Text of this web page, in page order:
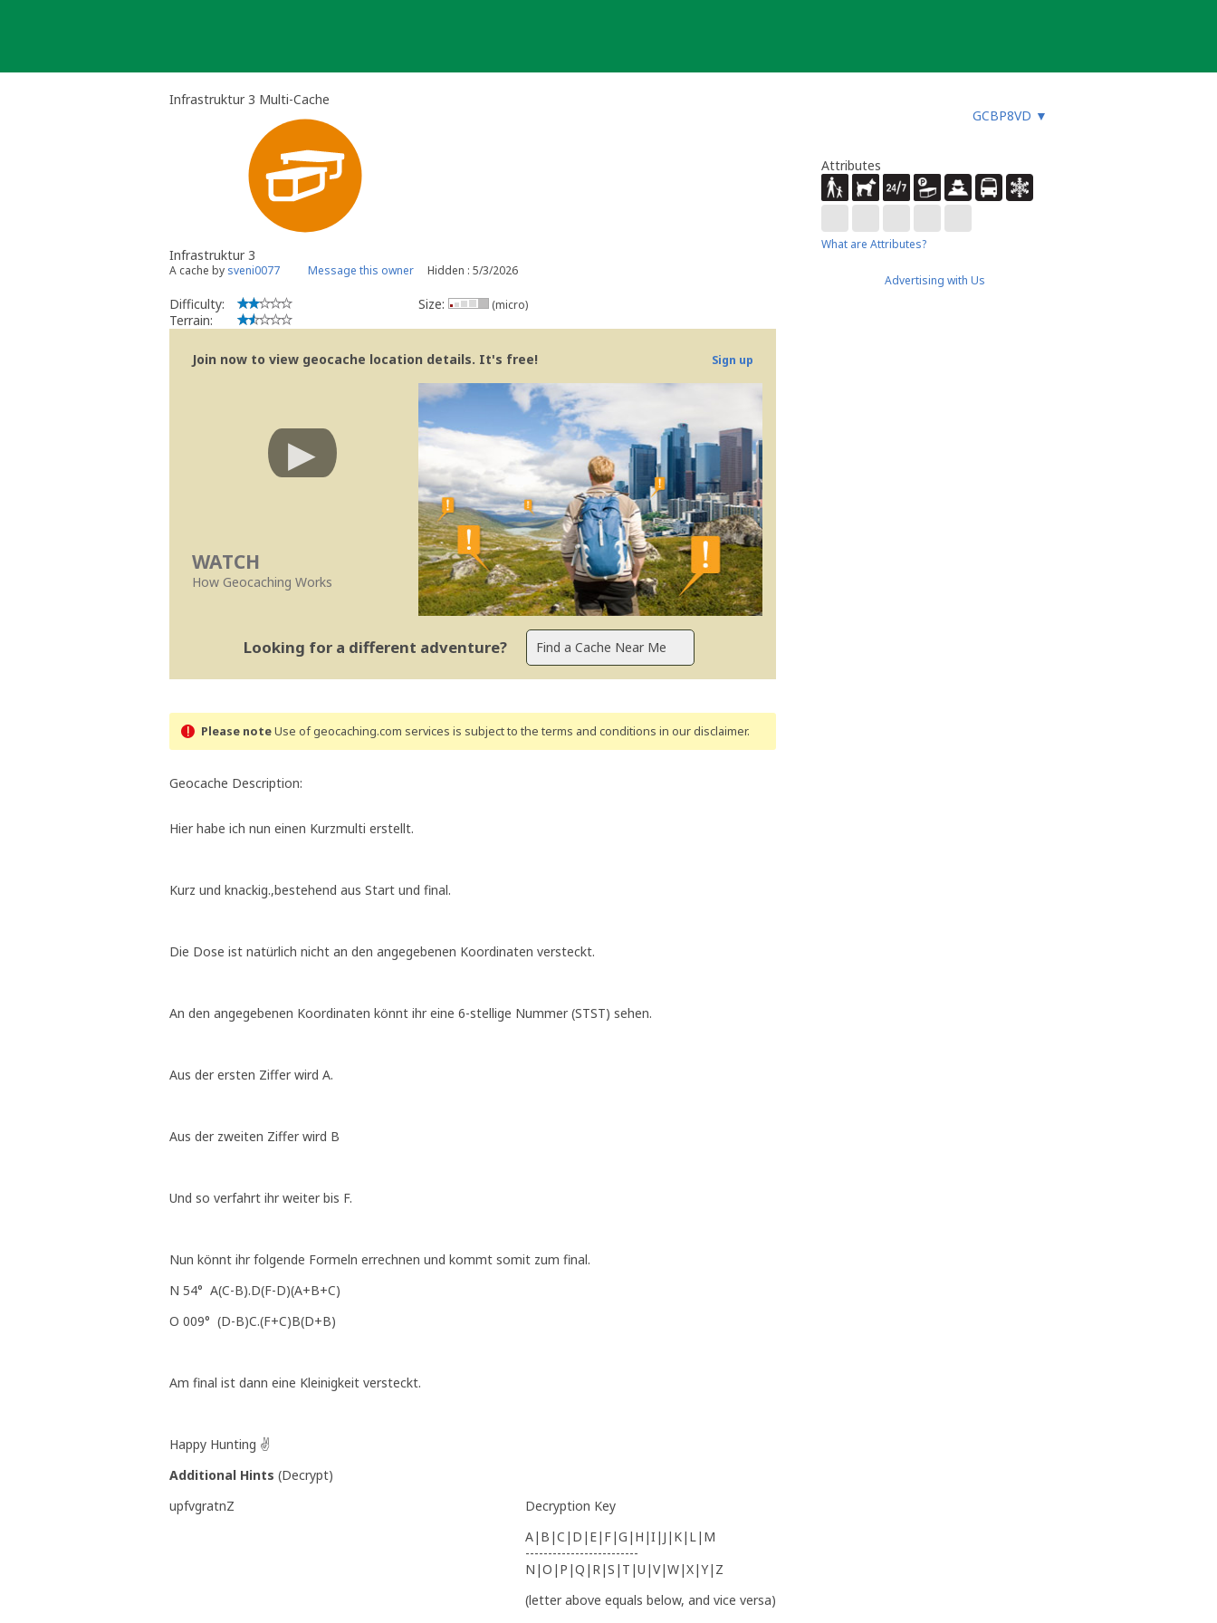
Infrastruktur 3 Multi-Cache
GCBP8VD ▼
Infrastruktur 3
A cache by sveni0077 Message this owner Hidden : 5/3/2026
Difficulty:
Terrain:
Size: (micro)
Join now to view geocache location details. It's free! Sign up
WATCH
How Geocaching Works
Looking for a different adventure?
Please noteUse of geocaching.com services is subject to the terms and conditions in our disclaimer.
Geocache Description:
Hier habe ich nun einen Kurzmulti erstellt.
Kurz und knackig.,bestehend aus Start und final.
Die Dose ist natürlich nicht an den angegebenen Koordinaten versteckt.
An den angegebenen Koordinaten könnt ihr eine 6-stellige Nummer (STST) sehen.
Aus der ersten Ziffer wird A.
Aus der zweiten Ziffer wird B
Und so verfahrt ihr weiter bis F.
Nun könnt ihr folgende Formeln errechnen und kommt somit zum final.
N 54° A(C-B).D(F-D)(A+B+C)
O 009° (D-B)C.(F+C)B(D+B)
Am final ist dann eine Kleinigkeit versteckt.
Happy Hunting ✌️
Additional Hints (Decrypt)
upfvgratnZ
Decryption Key
A|B|C|D|E|F|G|H|I|J|K|L|M
-------------------------
N|O|P|Q|R|S|T|U|V|W|X|Y|Z
(letter above equals below, and vice versa)
Attributes
What are Attributes?
Advertising with Us